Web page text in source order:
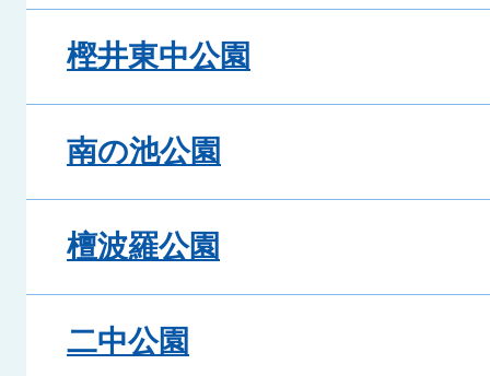
樫井東中公園
南の池公園
檀波羅公園
二中公園